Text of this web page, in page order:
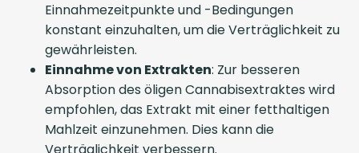
Einnahmezeitpunkte und -Bedingungen
konstant einzuhalten, um die Verträglichkeit zu
gewährleisten.
Einnahme von Extrakten: Zur besseren
Absorption des öligen Cannabisextraktes wird
empfohlen, das Extrakt mit einer fetthaltigen
Mahlzeit einzunehmen. Dies kann die